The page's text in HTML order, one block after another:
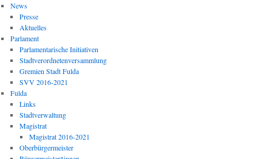
News
Presse
Aktuelles
Parlament
Parlamentarische Initiativen
Stadtverordnetenversammlung
Gremien Stadt Fulda
SVV 2016-2021
Fulda
Links
Stadtverwaltung
Magistrat
Magistrat 2016-2021
Oberbürgermeister